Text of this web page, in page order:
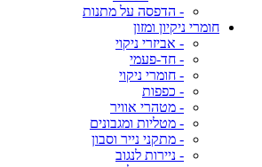
- הדפסה על מתנות
חומרי ניקיון ומזון
- אביזרי ניקוי
- חד-פעמי
- חומרי ניקוי
- כפפות
- מטהרי אוויר
- מטליות ומגבונים
- מתקני נייר וסבון
- ניירות לנגוב